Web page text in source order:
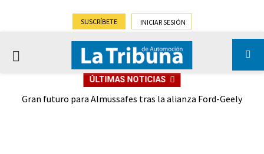
SUSCRÍBETE INICIAR SESIÓN
PRIMARY
ÚLTIMAS NOTICIAS
Gran futuro para Almussafes tras la alianza Ford-Geely